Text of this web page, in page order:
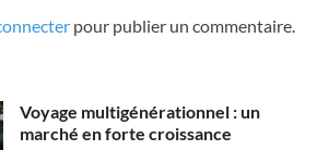
pour publier un commentaire.
Voyage multigénérationnel : un
marché en forte croissance